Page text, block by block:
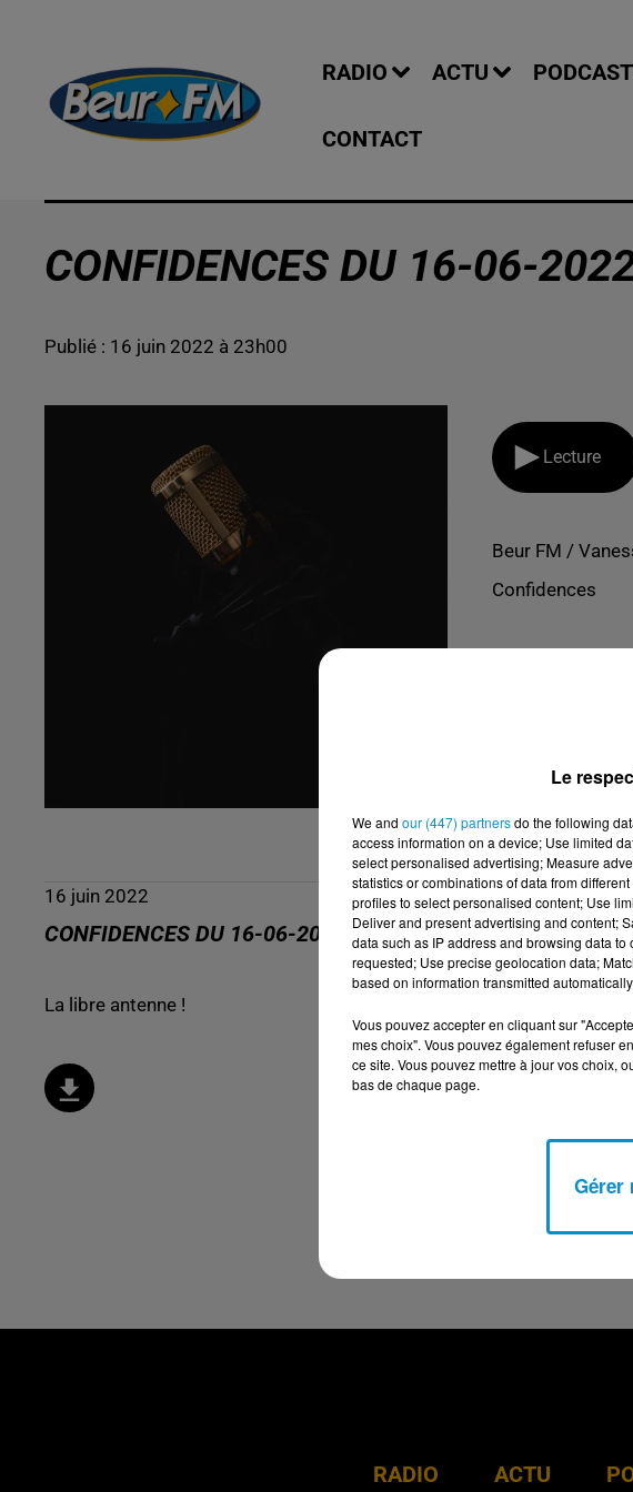
RADIO ACTU
CONTACT
CONFIDENCES DU 16-06-
Publié : 16 juin 2022 à 23h00
Lecture
Beur FM /
Confidences
16 juin 2022
CONFIDENCES DU 16-06-2022
La libre antenne !
RADIO ACTU
Le
We and our (447) partnersdo the following
access information on a device; Use limited
select personalised advertising; Measure
statistics or combinations of data from
profiles to select personalised content; Use
Deliver and present advertising and content;
data such as IP address and browsing data
requested; Use precise geolocation data;
based on information transmitted automatically.
Vous pouvez accepter en cliquant sur
mes choix". Vous pouvez également refuser
ce site. Vous pouvez mettre à jour vos choix,
bas de chaque page.
Gérer